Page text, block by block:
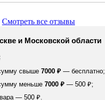
Смотреть все отзывы
и Московской области
свыше 7000 ₽ — бесплатно;
меньше 7000 ₽ — 500 ₽;
— 500 ₽.